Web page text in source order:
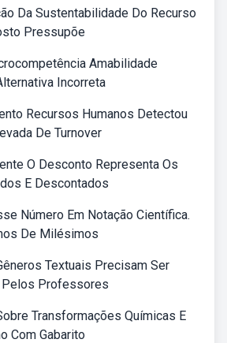
Da Sustentabilidade Do Recurso
Pressupõe
Amabilidade
Incorreta
Recursos Humanos Detectou
De Turnover
O Desconto Representa Os
E Descontados
Número Em Notação Científica.
De Milésimos
Textuais Precisam Ser
Pelos Professores
Transformações Químicas E
Com Gabarito